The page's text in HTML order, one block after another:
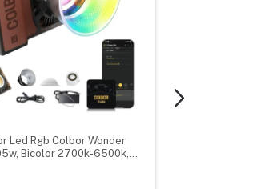
Led Rgb Colbor Wonder
Bicolor 2700k-6500k,